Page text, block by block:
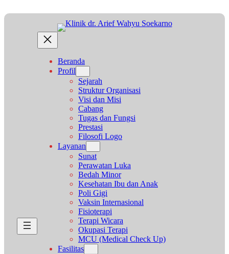
ke
Beranda
Profil
Sejarah
Struktur Organisasi
Visi dan Misi
Cabang
Tugas dan Fungsi
Prestasi
Filosofi Logo
Layanan
Sunat
Perawatan Luka
Bedah Minor
Kesehatan Ibu dan Anak
Poli Gigi
Vaksin Internasional
Fisioterapi
Terapi Wicara
Okupasi Terapi
MCU (Medical Check Up)
Fasilitas